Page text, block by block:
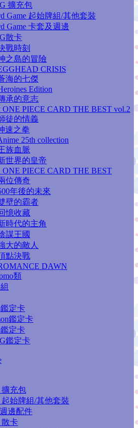
擴充包
Game 起始牌組/其他套裝
Game 卡套及週邊
散卡
戰時刻
之島的冒險
CRISIS
海的七傑
Edition
承的意志
ONE PIECE CARD THE BEST vol.2
徒的情義
速之拳
25th collection
族血脈
世界的皇帝
ONE PIECE CARD THE BEST
位傳奇
年後的未來
壁的霸者
憶收藏
時代的主角
謀王國
大的敵人
點決戰
DAWN
類
鑑定卡
鑑定卡
鑑定卡
鑑定卡
擴充包
起始牌組/其他套裝
邊配件
散卡